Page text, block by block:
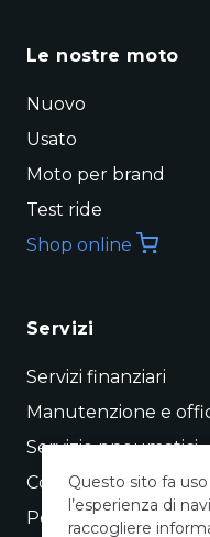
Le nostre moto
Nuovo
Usato
Moto per brand
Test ride
Shop online
Servizi
Servizi finanziari
Manutenzione e
Servizio pneumatici
Conto vendita
Permuta
Questo sito fa
l’esperienza di
raccogliere